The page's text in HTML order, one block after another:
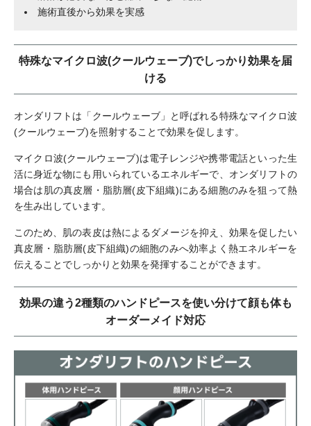
施術直後から効果を実感
特殊なマイクロ波(クールウェーブ)でしっかり効果を届
ける
オンダリフトは「クールウェーブ」と呼ばれる特殊なマイクロ波
(クールウェーブ)を照射することで効果を促します。
マイクロ波(クールウェーブ)は電子レンジや携帯電話といった生
活に身近な物にも用いられているエネルギーで、オンダリフトの
場合は肌の真皮層・脂肪層(皮下組織)にある細胞のみを狙って熱
を生み出しています。
このため、肌の表皮は熱によるダメージを抑え、効果を促したい
真皮層・脂肪層(皮下組織)の細胞のみへ効率よく熱エネルギーを
伝えることでしっかりと効果を発揮することができます。
効果の違う2種類のハンドピースを使い分けて顔も体も
オーダーメイド対応